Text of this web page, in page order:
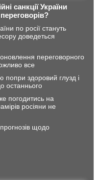
санкції України
по росії стануть
доведеться
переговорного
все
попри здоровий глузд і
останнього
погодитись на
росіяни не
щодо